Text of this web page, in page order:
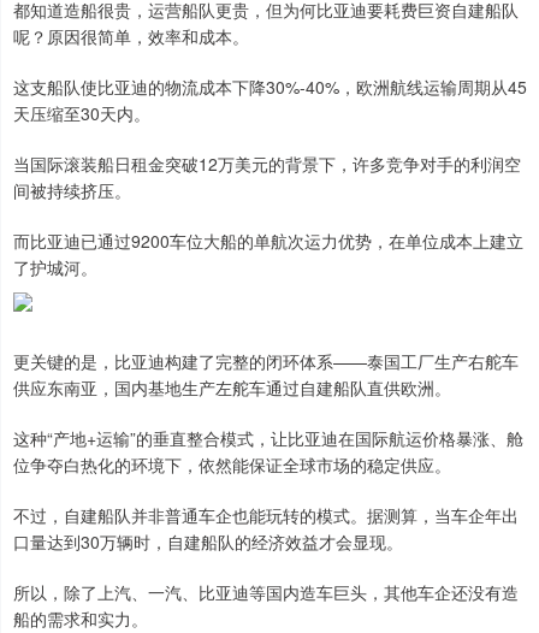
都知道造船很贵，运营船队更贵，但为何比亚迪要耗费巨资自建船队
呢？原因很简单，效率和成本。
这支船队使比亚迪的物流成本下降30%-40%，欧洲航线运输周期从45
天压缩至30天内。
当国际滚装船日租金突破12万美元的背景下，许多竞争对手的利润空
间被持续挤压。
而比亚迪已通过9200车位大船的单航次运力优势，在单位成本上建立
了护城河。
更关键的是，比亚迪构建了完整的闭环体系——泰国工厂生产右舵车
供应东南亚，国内基地生产左舵车通过自建船队直供欧洲。
这种“产地+运输”的垂直整合模式，让比亚迪在国际航运价格暴涨、舱
位争夺白热化的环境下，依然能保证全球市场的稳定供应。
不过，自建船队并非普通车企也能玩转的模式。据测算，当车企年出
口量达到30万辆时，自建船队的经济效益才会显现。
所以，除了上汽、一汽、比亚迪等国内造车巨头，其他车企还没有造
船的需求和实力。